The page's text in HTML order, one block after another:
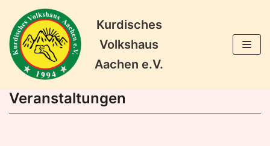
Zum
Inhalt
springen
Kurdisches
Volkshaus
Aachen e.V.
Veranstaltungen